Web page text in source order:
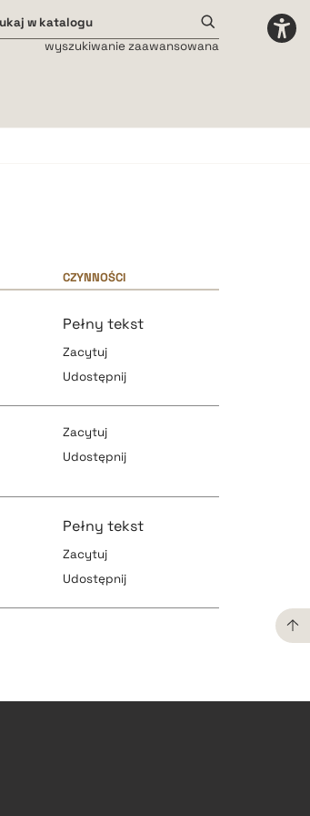
wyszukiwanie zaawansowana
CZYNNOŚCI
Pełny tekst
Zacytuj
Udostępnij
pobierz cytat
Zacytuj
Udostępnij
pobierz cytat
pobierz cytat
Pełny tekst
Zacytuj
Udostępnij